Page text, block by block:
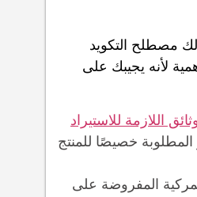
مصطلح التكويد
لأنه يجيبك على
اللازمة للاستيراد
خصيصًا للمنتج
المفروضة على